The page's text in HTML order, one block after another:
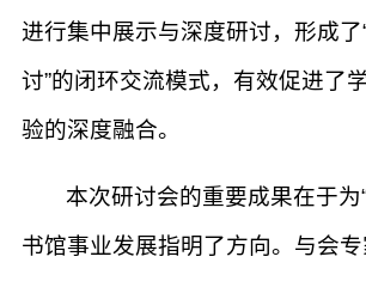
进行集中展示与深度研讨，形成
讨”的闭环交流模式，有效促进了
验的深度融合。
本次研讨会的重要成果在于为
书馆事业发展指明了方向。与会